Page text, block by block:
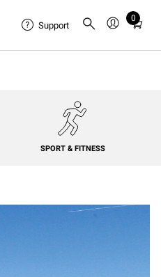
Support
0
Total
in
SPORT & FITNESS